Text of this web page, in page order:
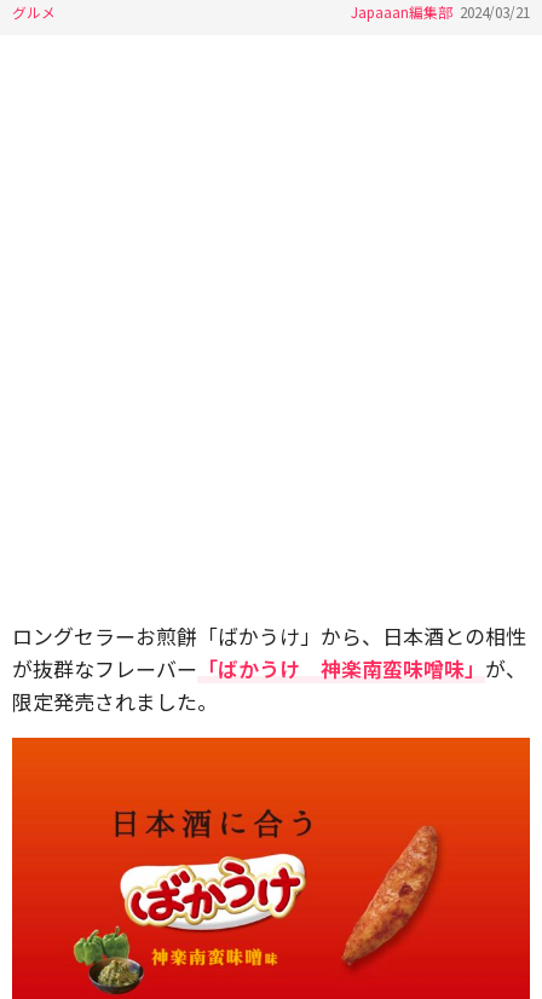
グルメ Japaaan編集部 2024/03/21
ロングセラーお煎餅「ばかうけ」から、日本酒との相性
が抜群なフレーバー 「ばかうけ 神楽南蛮味噌味」 が、
限定発売されました。